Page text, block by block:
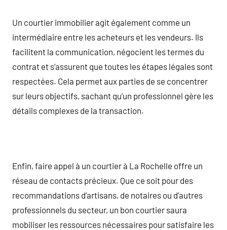
Un courtier immobilier agit également comme un
intermédiaire entre les acheteurs et les vendeurs. Ils
facilitent la communication, négocient les termes du
contrat et s’assurent que toutes les étapes légales sont
respectées. Cela permet aux parties de se concentrer
sur leurs objectifs, sachant qu’un professionnel gère les
détails complexes de la transaction.
Enfin, faire appel à un courtier à La Rochelle offre un
réseau de contacts précieux. Que ce soit pour des
recommandations d’artisans, de notaires ou d’autres
professionnels du secteur, un bon courtier saura
mobiliser les ressources nécessaires pour satisfaire les